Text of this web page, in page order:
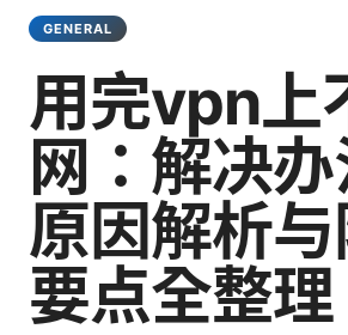
GENERAL
用完vpn上
网：解决办
原因解析
要点全整理